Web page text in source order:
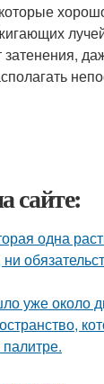
сайте:
одна
уже около